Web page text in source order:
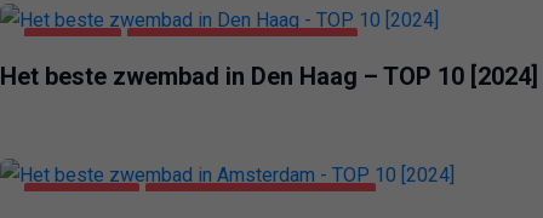
Het beste zwembad in Den Haag – TOP 10 [2024]